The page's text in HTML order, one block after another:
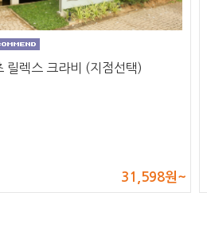
릴렉스 크라비 (지점선택)
31,598원~